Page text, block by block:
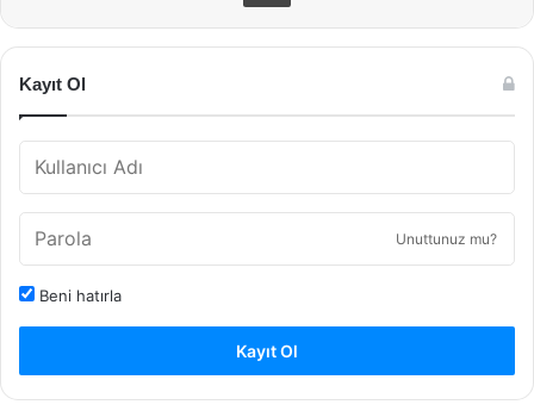
Kayıt Ol
Unuttunuz mu?
Beni hatırla
Kayıt Ol